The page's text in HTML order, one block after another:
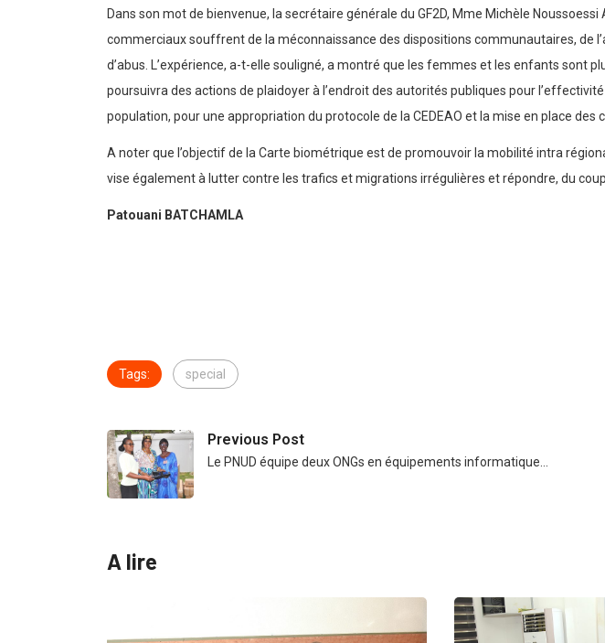
Dans son mot de bienvenue, la secrétaire générale du GF2D, Mme Michèle
commerciaux souffrent de la méconnaissance des dispositions communautaires, de
d’abus. L’expérience, a-t-elle souligné, a montré que les femmes et les enfants sont
poursuivra des actions de plaidoyer à l’endroit des autorités publiques pour
population, pour une appropriation du protocole de la CEDEAO et la mise en place
A noter que l’objectif de la Carte biométrique est de promouvoir la mobilité intra
vise également à lutter contre les trafics et migrations irrégulières et répondre, du
Patouani BATCHAMLA
Tags: special
Previous Post
Le PNUD équipe deux ONGs en équipements informatique…
A lire